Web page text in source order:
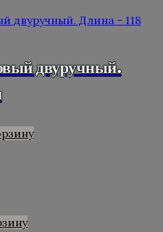
двуручный.